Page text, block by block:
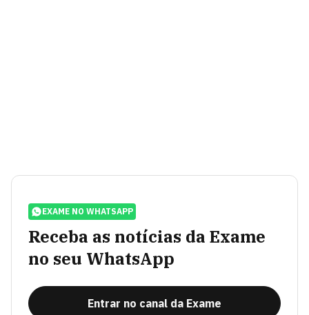
EXAME NO WHATSAPP
Receba as notícias da Exame
no seu WhatsApp
Entrar no canal da Exame